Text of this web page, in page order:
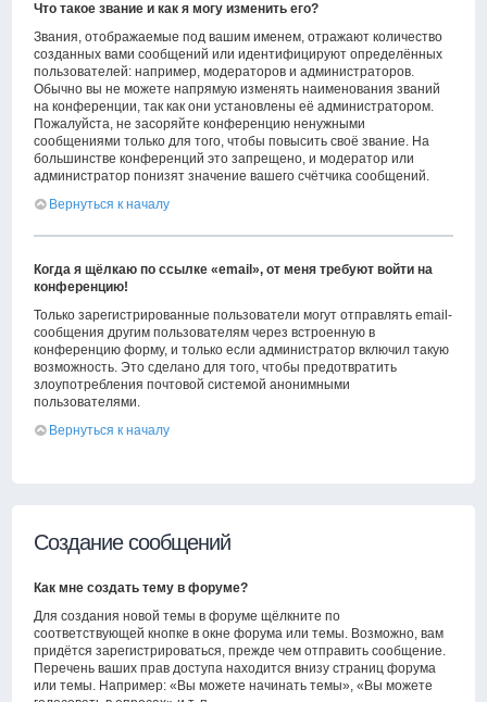
Что такое звание и как я могу изменить его?
Звания, отображаемые под вашим именем, отражают количество
созданных вами сообщений или идентифицируют определённых
пользователей: например, модераторов и администраторов.
Обычно вы не можете напрямую изменять наименования званий
на конференции, так как они установлены её администратором.
Пожалуйста, не засоряйте конференцию ненужными
сообщениями только для того, чтобы повысить своё звание. На
большинстве конференций это запрещено, и модератор или
администратор понизят значение вашего счётчика сообщений.
Вернуться к началу
Когда я щёлкаю по ссылке «email», от меня требуют войти на
конференцию!
Только зарегистрированные пользователи могут отправлять email-
сообщения другим пользователям через встроенную в
конференцию форму, и только если администратор включил такую
возможность. Это сделано для того, чтобы предотвратить
злоупотребления почтовой системой анонимными
пользователями.
Вернуться к началу
Создание сообщений
Как мне создать тему в форуме?
Для создания новой темы в форуме щёлкните по
соответствующей кнопке в окне форума или темы. Возможно, вам
придётся зарегистрироваться, прежде чем отправить сообщение.
Перечень ваших прав доступа находится внизу страниц форума
или темы. Например: «Вы можете начинать темы», «Вы можете